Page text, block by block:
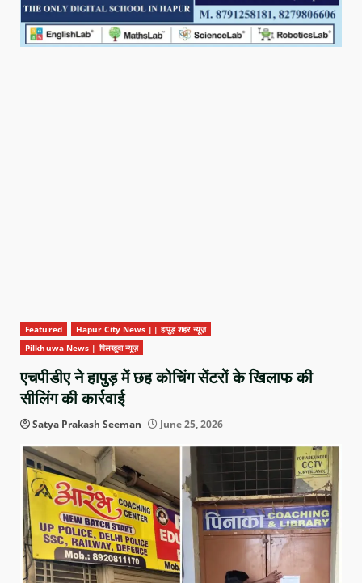
Featured
Hapur City News || हापुड़ शहर न्यूज़
Pilkhuwa News | पिलखुवा न्यूज़
एचपीडीए ने हापुड़ में छह कोचिंग सेंटरों के खिलाफ की
सीलिंग की कार्रवाई
Satya Prakash Seeman June 25, 2026